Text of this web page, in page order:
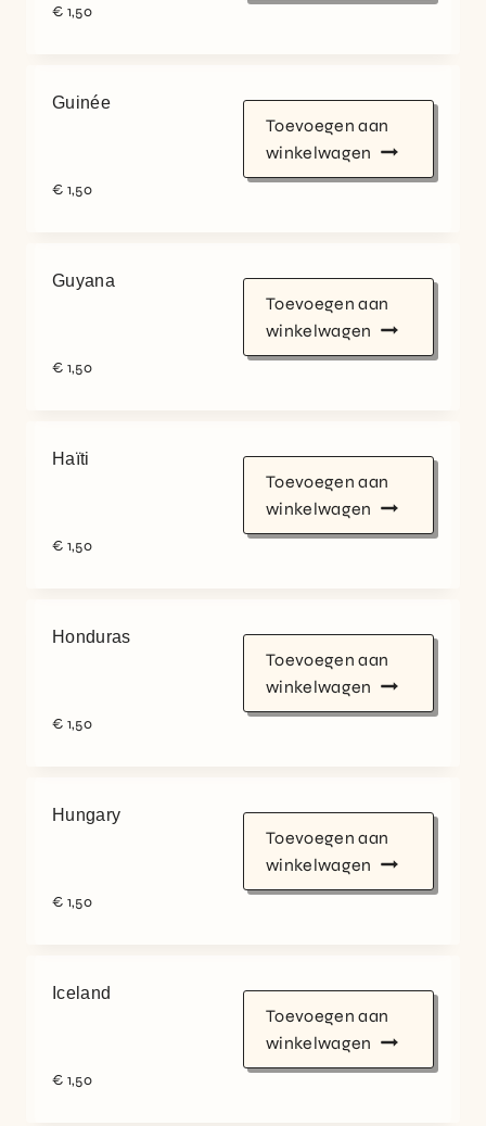
€ 1,50
Guinée
€ 1,50
Toevoegen aan
winkelwagen
Guyana
€ 1,50
Toevoegen aan
winkelwagen
Haïti
€ 1,50
Toevoegen aan
winkelwagen
Honduras
€ 1,50
Toevoegen aan
winkelwagen
Hungary
€ 1,50
Toevoegen aan
winkelwagen
Iceland
€ 1,50
Toevoegen aan
winkelwagen